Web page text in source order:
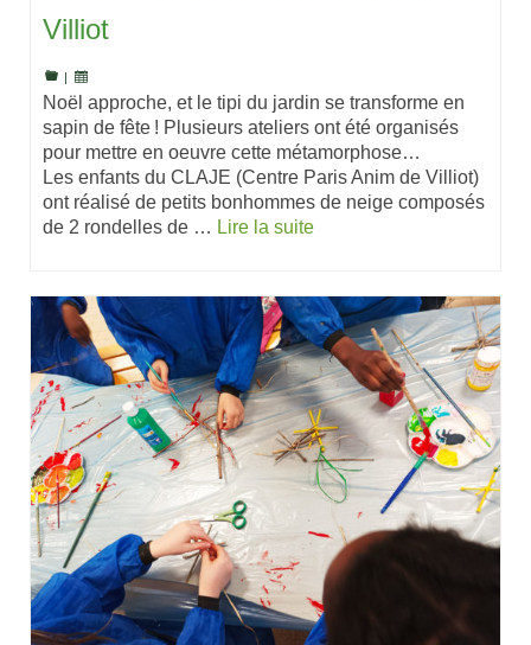
Villiot
|
Noël approche, et le tipi du jardin se transforme en
sapin de fête ! Plusieurs ateliers ont été organisés
pour mettre en oeuvre cette métamorphose…
Les enfants du CLAJE (Centre Paris Anim de Villiot)
ont réalisé de petits bonhommes de neige composés
de 2 rondelles de … Lire la suite